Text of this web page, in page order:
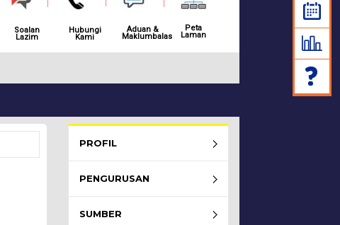
Soalan
Lazim
Hubungi
Kami
Aduan &
Maklumbalas
Peta
Laman
MAKLUMAN: NOTIS
PROFIL
PENGURUSAN
SUMBER